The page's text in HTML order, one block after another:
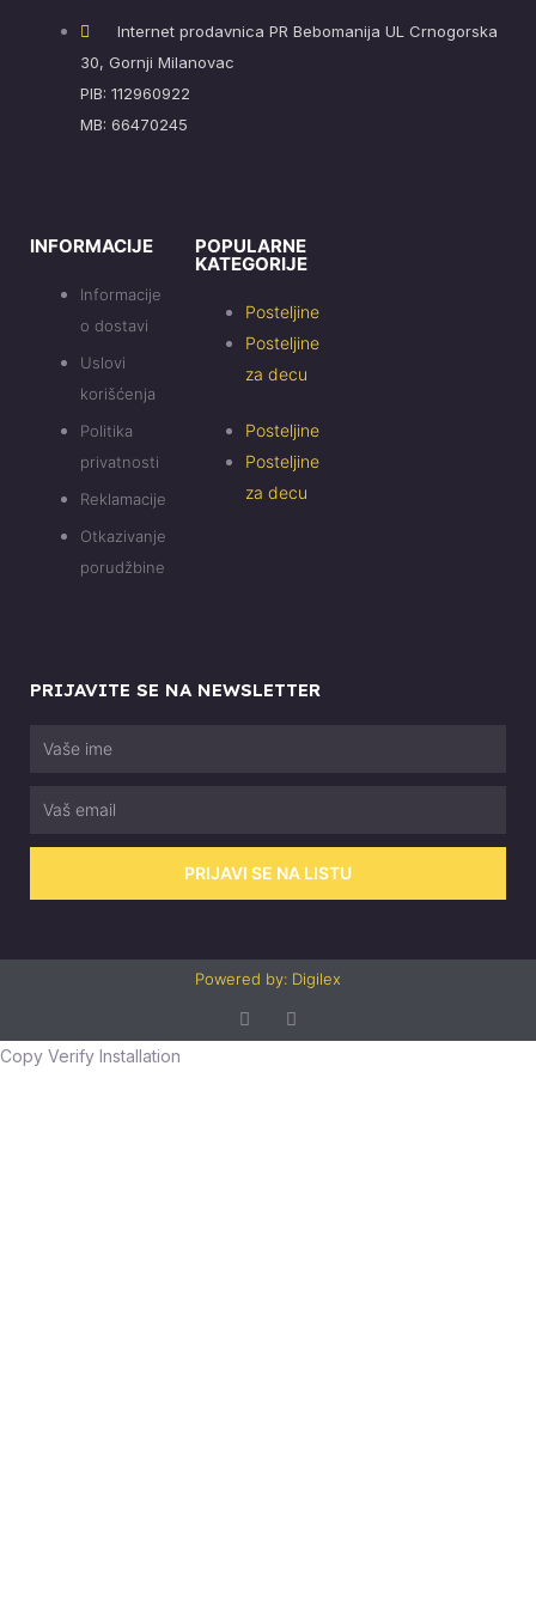
Internet prodavnica PR Bebomanija UL Crnogorska
30, Gornji Milanovac
PIB: 112960922
MB: 66470245
INFORMACIJE
Informacije
o dostavi
Uslovi
korišćenja
Politika
privatnosti
Reklamacije
Otkazivanje
porudžbine
POPULARNE
KATEGORIJE
Posteljine
Posteljine
za decu
Posteljine
Posteljine
za decu
PRIJAVITE SE NA NEWSLETTER
PRIJAVI SE NA LISTU
Powered by: Digilex
F
a
I
n
Copy Verify Installation